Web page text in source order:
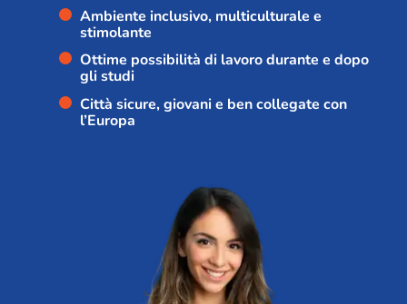
Ambiente inclusivo, multiculturale e
stimolante
Ottime possibilità di lavoro durante e dopo
gli studi
Città sicure, giovani e ben collegate con
l’Europa